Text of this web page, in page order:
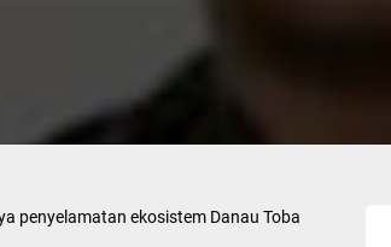
penyelamatan ekosistem Danau Toba